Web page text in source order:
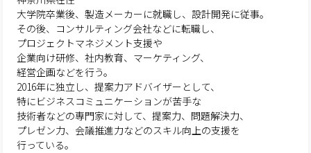
大学院卒業後、製造メーカーに就職し、設計開発に従事。
その後、コンサルティング会社などに転職し、
プロジェクトマネジメント支援や
企業向け研修、社内教育、マーケティング、
経営企画などを行う。
2016年に独立し、提案力アドバイザーとして、
特にビジネスコミュニケーションが苦手な
技術者などの専門家に対して、提案力、問題解決力、
プレゼン力、会議推進力などのスキル向上の支援を
行っている。